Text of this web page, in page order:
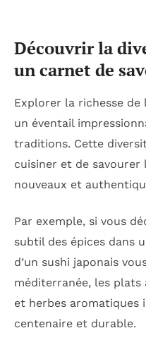
Découvrir la
un carnet de
Explorer la richesse de
un éventail
traditions. Cette
cuisiner et de savourer
nouveaux et
Par exemple, si vous
subtil des épices dans
d’un sushi japonais
méditerranée, les plats
et herbes aromatiques
centenaire et durable.